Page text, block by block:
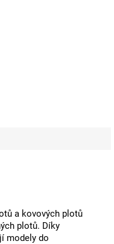
a kovových plotů
plotů. Díky
modely do